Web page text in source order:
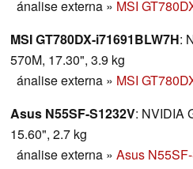
ánalise externa » MSI
MSI GT780DX-i71691BLW7H:
570M, 17.30", 3.9 kg
ánalise externa » MSI
Asus N55SF-S1232V: NVIDIA
15.60", 2.7 kg
ánalise externa » Asus